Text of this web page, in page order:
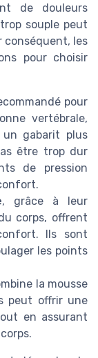
de douleurs
souple peut
conséquent, les
pour choisir
pour
vertébrale,
gabarit plus
être trop dur
de pression
, grâce à leur
corps, offrent
Ils sont
les points
la mousse
peut offrir une
en assurant